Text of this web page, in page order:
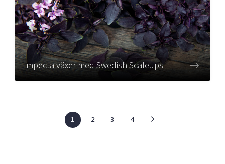
Impecta växer med Swedish Scaleups
1 2 3 4